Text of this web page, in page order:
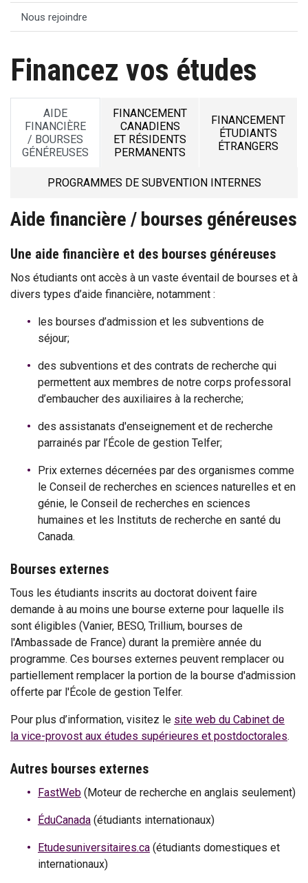
Nous rejoindre
Financez vos études
AIDE
FINANCIÈRE
/ BOURSES
GÉNÉREUSES
FINANCEMENT
CANADIENS
ET RÉSIDENTS
PERMANENTS
FINANCEMENT
ÉTUDIANTS
ÉTRANGERS
PROGRAMMES DE SUBVENTION INTERNES
Aide financière / bourses généreuses
Une aide financière et des bourses généreuses
Nos étudiants ont accès à un vaste éventail de bourses et à
divers types d’aide financière, notamment :
les bourses d’admission et les subventions de
séjour;
des subventions et des contrats de recherche qui
permettent aux membres de notre corps professoral
d’embaucher des auxiliaires à la recherche;
des assistanats d'enseignement et de recherche
parrainés par l’École de gestion Telfer;
Prix externes décernées par des organismes comme
le Conseil de recherches en sciences naturelles et en
génie, le Conseil de recherches en sciences
humaines et les Instituts de recherche en santé du
Canada.
Bourses externes
Tous les étudiants inscrits au doctorat doivent faire
demande à au moins une bourse externe pour laquelle ils
sont éligibles (Vanier, BESO, Trillium, bourses de
l'Ambassade de France) durant la première année du
programme. Ces bourses externes peuvent remplacer ou
partiellement remplacer la portion de la bourse d'admission
offerte par l'École de gestion Telfer.
Pour plus d’information, visitez le site web du Cabinet de
la vice-provost aux études supérieures et postdoctorales.
Autres bourses externes
FastWeb (Moteur de recherche en anglais seulement)
ÉduCanada (étudiants internationaux)
Etudesuniversitaires.ca (étudiants domestiques et
internationaux)